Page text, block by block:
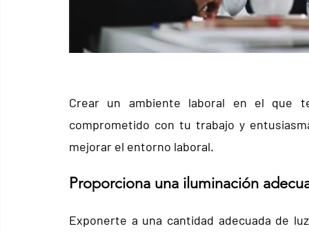
Crear un ambiente laboral en el que
comprometido con tu trabajo y
mejorar el entorno laboral.
Proporciona una iluminación
Exponerte a una cantidad adecuada de